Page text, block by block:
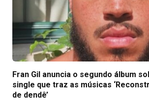
Fran Gil anuncia o segundo álbum
single que traz as músicas
de dendê’